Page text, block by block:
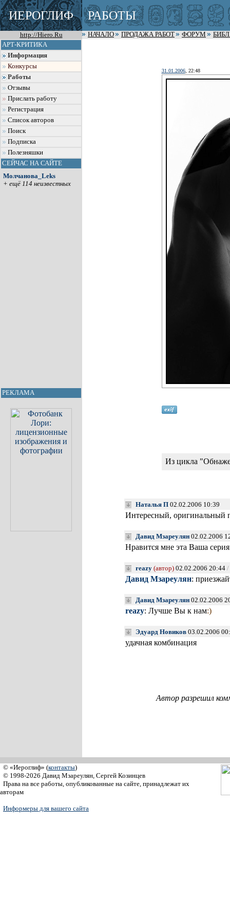
ИЕРОГЛИФ РАБОТЫ
http://Hiero.Ru НАЧАЛО ПРОДАЖА РАБОТ ФОРУМ
АРТ-КРИТИКА
Информация
Конкурсы
Работы
Отзывы
Прислать работу
Регистрация
Список авторов
Поиск
Подписка
Полезняшки
СЕЙЧАС НА САЙТЕ
Молчанова_Leks
+ ещё 114 неизвестных
РЕКЛАМА
31.01.2006, 22:48
Из цикла
Наталья П 02.02.2006 10:39
Интересный, оригинальный
Давид Мзареулян 02.02.2006
Нравится мне эта Ваша
reazy (автор) 02.02.2006 20:44 /
Давид Мзареулян:
Давид Мзареулян 02.02.2006
reazy: Лучше Вы к нам:)
Эдуард Новиков 03.02.2006
удачная комбинация
Автор разрешил
© «Иероглиф» (контакты)
© 1998-2026 Давид Мзареулян, Сергей Козинцев
Права на все работы, опубликованные на сайте, принадлежат их
авторам
Информеры для вашего сайта